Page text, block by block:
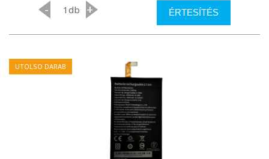
- db + ÉRTESÍTÉS
UTOLSO DARAB